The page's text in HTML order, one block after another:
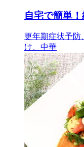
自宅で簡単
更年期症状予防
け、中華